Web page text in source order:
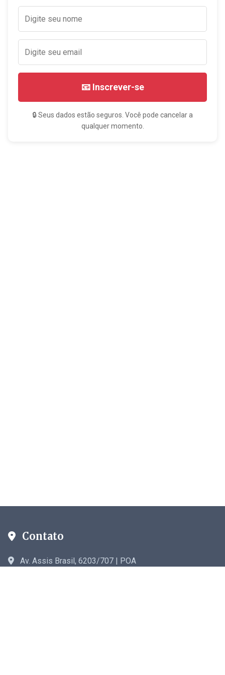
📧 Inscrever-se
🔒 Seus dados estão seguros. Você pode cancelar a
qualquer momento.
Contato
Av. Assis Brasil, 6203/707 | POA